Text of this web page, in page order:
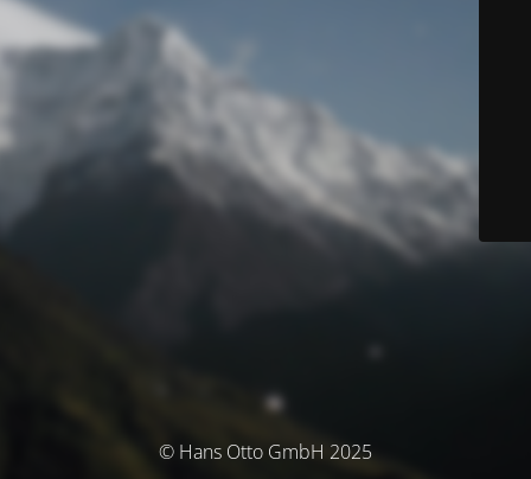
© Hans Otto GmbH 2025